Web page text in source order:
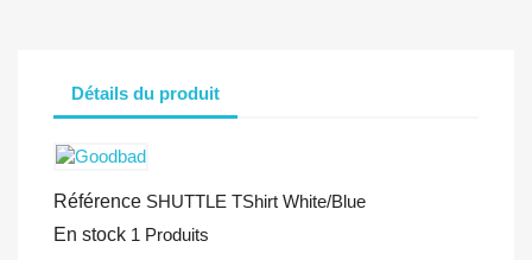
Détails du produit
Référence SHUTTLE TShirt White/Blue
En stock 1 Produits